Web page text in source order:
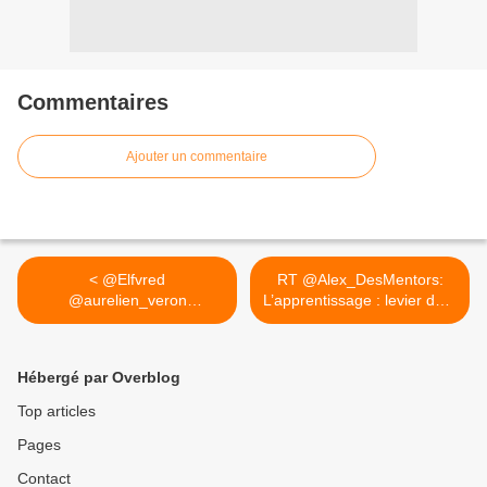
Commentaires
Ajouter un commentaire
< @Elfvred
@aurelien_veron
@PierreGattaz c déjà 1...
RT @Alex_DesMentors:
L’apprentissage : levier de...
>
Hébergé par Overblog
Top articles
Pages
Contact